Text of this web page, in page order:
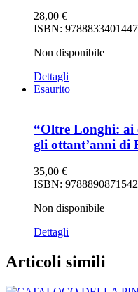
28,00 €
ISBN: 9788833401447
Non disponibile
Dettagli
Esaurito
“Oltre Longhi: ai
gli ottant’anni di
35,00 €
ISBN: 9788890871542
Non disponibile
Dettagli
Articoli simili